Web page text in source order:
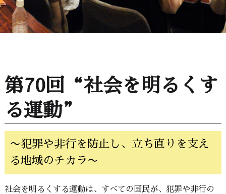
第70回“社会を明るくす
る運動”
〜犯罪や非行を防止し、立ち直りを支え
る地域のチカラ〜
社会を明るくする運動は、すべての国民が、犯罪や非行の